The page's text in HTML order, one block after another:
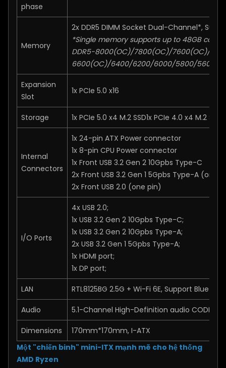
phase
Memory
2x DDR5 DIMM Socket Dual-Channel*,
*Single memory supports up to 48GB
DDR5-8000(OC)/7800(OC)/7600(OC)/
6600(OC)/6400/6200/6000/5800/5600/
Expansion
Slot
1x PCIe 5.0 x16
Storage 1x PCIe 5.0 x4 M.2 SSD1x PCIe 4.0 x4 M.2
Internal
Connectors
1x 24-pin ATX Power connector
1x 8-pin CPU Power connector
1x Front USB 3.2 Gen 2 10Gpbs Type-C
2x Front USB 3.2 Gen 1 5Gpbs Type-A (one
2x Front USB 2.0 (one pin)
I/O Ports
4x USB 2.0;
1x USB 3.2 Gen 2 10Gpbs Type-C;
1x USB 3.2 Gen 2 10Gpbs Type-A;
2x USB 3.2 Gen 1 5Gpbs Type-A;
1x HDMI port;
1x DP port;
LAN RTL8125BG 2.5G + Wi-Fi 6E, Support
Audio 5.1-Channel High-Definition audio CODEC
Dimensions
170mm*170mm, I-ATX
Một "chiến binh" mini-ITX mạnh mẽ cho hệ thống
AMD Ryzen